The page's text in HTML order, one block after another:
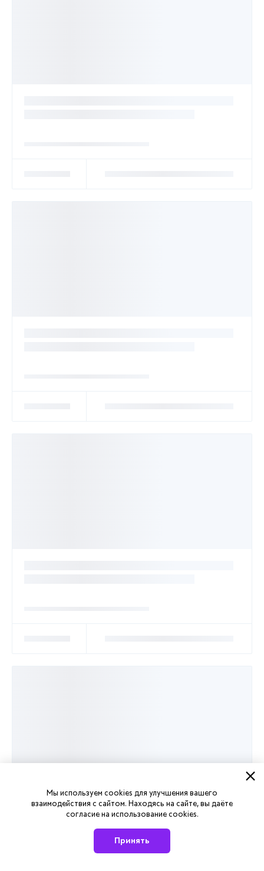
Мы используем cookies для улучшения вашего
взаимодействия с сайтом. Находясь на сайте, вы даёте
согласие на использование cookies.
Принять